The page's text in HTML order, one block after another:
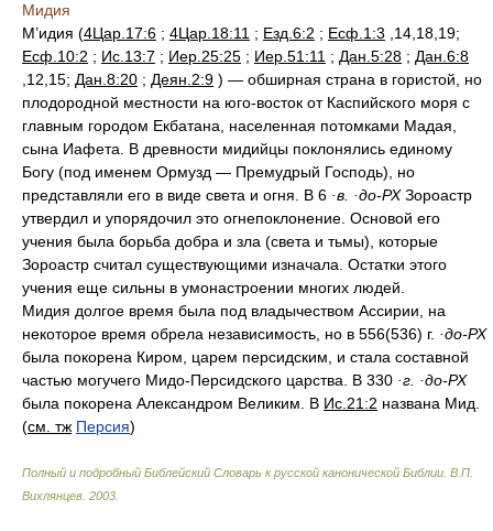
Мидия
М’идия (4Цар.17:6 ; 4Цар.18:11 ; Езд.6:2 ; Есф.1:3 ,14,18,19;
Есф.10:2 ; Ис.13:7 ; Иер.25:25 ; Иер.51:11 ; Дан.5:28 ; Дан.6:8
,12,15; Дан.8:20 ; Деян.2:9 ) — обширная страна в гористой, но
плодородной местности на юго-восток от Каспийского моря с
главным городом Екбатана, населенная потомками Мадая,
сына Иафета. В древности мидийцы поклонялись единому
Богу (под именем Ормузд — Премудрый Господь), но
представляли его в виде света и огня. В 6 ·в. ·до-РХЗороастр
утвердил и упорядочил это огнепоклонение. Основой его
учения была борьба добра и зла (света и тьмы), которые
Зороастр считал существующими изначала. Остатки этого
учения еще сильны в умонастроении многих людей.
Мидия долгое время была под владычеством Ассирии, на
некоторое время обрела независимость, но в 556(536) г. ·до-РХ
была покорена Киром, царем персидским, и стала составной
частью могучего Мидо-Персидского царства. В 330 ·г. ·до-РХ
была покорена Александром Великим. В Ис.21:2 названа Мид.
(см. тж Персия)
Полный и подробный Библейский Словарь к русской канонической Библии В.П.
Вихлянцев 2003